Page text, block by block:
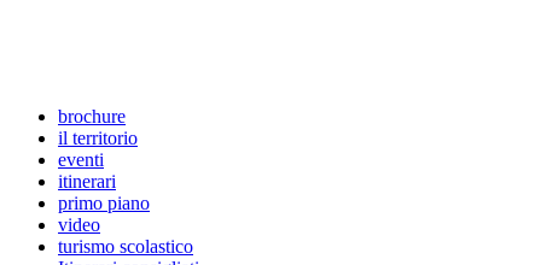
brochure
il territorio
eventi
itinerari
primo piano
video
turismo scolastico